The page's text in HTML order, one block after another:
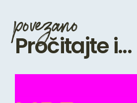
povezano
Pročitajte i...